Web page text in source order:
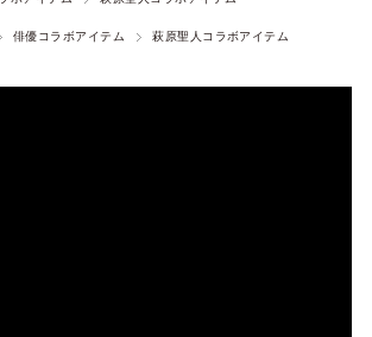
俳優コラボアイテム 萩原聖人コラボアイテム